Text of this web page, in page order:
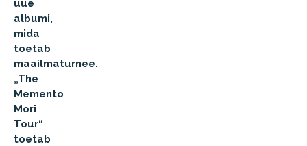
uue
albumi,
mida
toetab
maailmaturnee.
„The
Memento
Mori
Tour“
toetab